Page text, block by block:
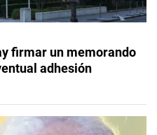
firmar un memorando
adhesión